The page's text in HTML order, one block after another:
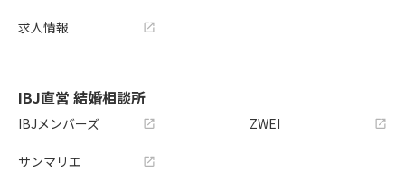
求人情報
IBJ直営 結婚相談所
IBJメンバーズ
サンマリエ
ZWEI